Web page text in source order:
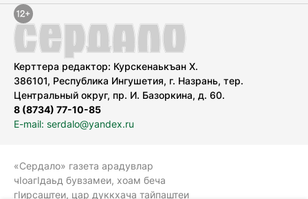
Керттера редактор: Курскенаькъан Х.
386101, Республика Ингушетия, г. Назрань, тер.
Центральный округ, пр. И. Базоркина, д. 60.
8 (8734) 77-10-85
E-mail: serdalo@yandex.ru
«Сердало» газета арадувлар
чIоагIдаьд бувзамеи, хоам беча
гIирсаштеи, цар дуккхача тайпаштеи